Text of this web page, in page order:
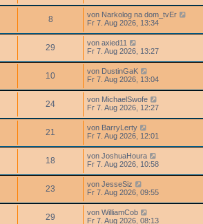
8 von Narkolog na dom_tvEr
Fr 7. Aug 2026, 13:34
29 von axied11
Fr 7. Aug 2026, 13:27
10 von DustinGaK
Fr 7. Aug 2026, 13:04
24 von MichaelSwofe
Fr 7. Aug 2026, 12:27
21 von BarryLerty
Fr 7. Aug 2026, 12:01
18 von JoshuaHoura
Fr 7. Aug 2026, 10:58
23 von JesseSiz
Fr 7. Aug 2026, 09:55
29 von WilliamCob
Fr 7. Aug 2026, 08:13